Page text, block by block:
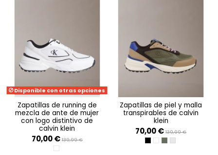
Disponible con otras opciones
zapatillas de running de
mezcla de ante de mujer
con logo distintivo de
calvin klein
70,00 € 139,99 €
BRIGHT WHITE/BLACK
zapatillas de piel y malla
transpirables de calvin
klein
70,00 € 139,99 €
TRIPLE BLACK
BRIGHT WHITE/BLACK
CUMIN/BURNT
BRIGHT WHITE/